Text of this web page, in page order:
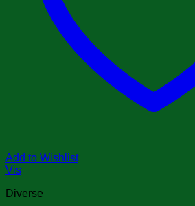
Add to Wishlist
Vis
Diverse